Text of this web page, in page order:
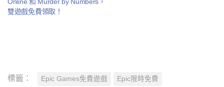
雙遊戲免費領取！
標籤： Epic Games免費遊戲 Epic限時免費